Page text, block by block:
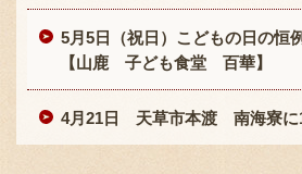
TEL:096-
FAX:096-349-
5月5日（祝日）こどもの日の恒
【山鹿 子ども食堂 百華】
4月21日 天草市本渡 南海寮に